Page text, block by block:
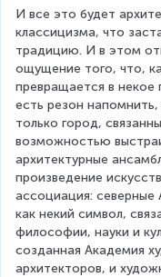
И все это будет
классицизма, что
традицию. И в этом
ощущение того, что,
превращается в
есть резон
только город,
возможностью
архитектурные
произведение
ассоциация:
как некий символ,
философии, науки и
созданная Академия
архитекторов, и